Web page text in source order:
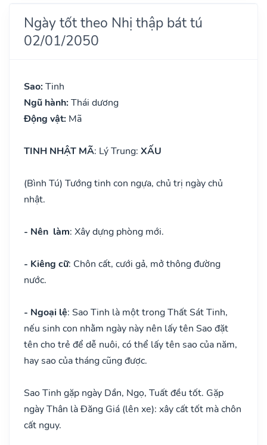
Ngày tốt theo Nhị thập bát tú
02/01/2050
Sao: Tinh
Ngũ hành: Thái dương
Động vật: Mã
TINH NHẬT MÃ: Lý Trung: XẤU
(Bình Tú) Tướng tinh con ngựa, chủ trị ngày chủ
nhật.
- Nên làm: Xây dựng phòng mới.
- Kiêng cữ: Chôn cất, cưới gả, mở thông đường
nước.
- Ngoại lệ: Sao Tinh là một trong Thất Sát Tinh,
nếu sinh con nhằm ngày này nên lấy tên Sao đặt
tên cho trẻ để dễ nuôi, có thể lấy tên sao của năm,
hay sao của tháng cũng được.
Sao Tinh gặp ngày Dần, Ngọ, Tuất đều tốt. Gặp
ngày Thân là Đăng Giá (lên xe): xây cất tốt mà chôn
cất nguy.